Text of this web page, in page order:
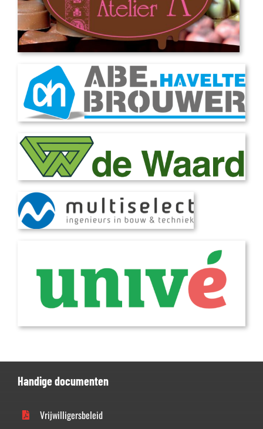
Handige documenten
Vrijwilligersbeleid